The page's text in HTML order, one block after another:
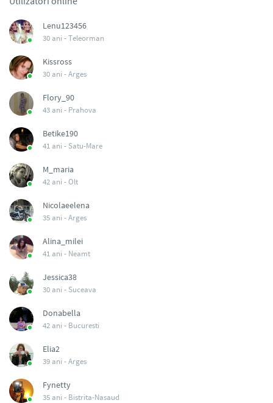
Lenu123456
30 ani -Teleorman
Kissross
30 ani -Arges
Flory_90
43 ani - Prahova
Betike190
41 ani - Satu-Mare
M_maria
42 ani -Olt
Nicolaeelena
35 ani -Arges
Alina_milei
41 ani - Neamt
Jessica38
30 ani - Suceava
Donabella
42 ani - Bucuresti
Elia2
39 ani -Arges
Fynetty
35 ani - Bistrita-Nasaud